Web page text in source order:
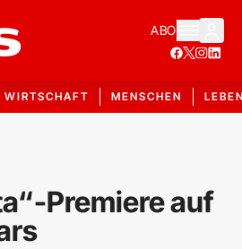
ABO
WIRTSCHAFT MENSCHEN
Premiere auf